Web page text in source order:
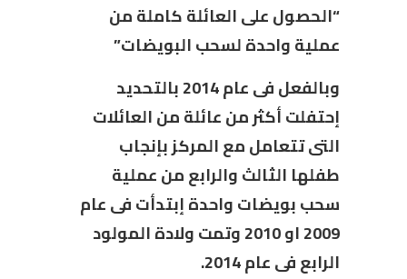
“الحصول على العائلة كاملة من
عملية واحدة لسحب البويضات”
وبالفعل فى عام 2014 بالتحديد
إحتفلت أكثر من عائلة من العائلات
التى تتعامل مع المركز بإنجاب
طفلها الثالث والرابع من عملية
سحب بويضات واحدة إبتدأت فى عام
2009 او 2010 وتمت ولادة المولود
الرابع فى عام 2014.